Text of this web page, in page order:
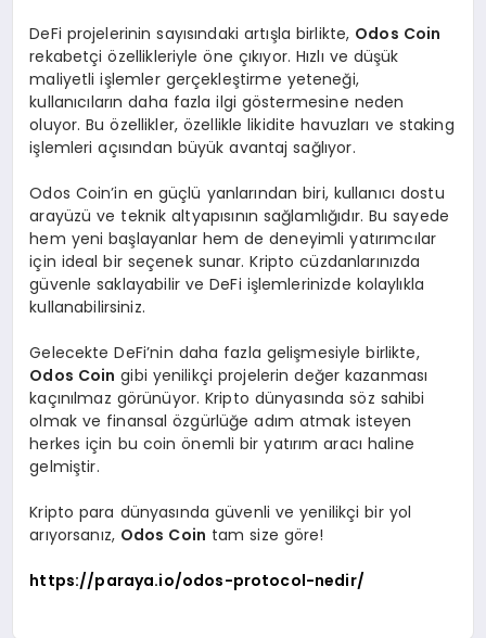
DeFi projelerinin sayısındaki artışla birlikte, Odos Coin
rekabetçi özellikleriyle öne çıkıyor. Hızlı ve düşük
maliyetli işlemler gerçekleştirme yeteneği,
kullanıcıların daha fazla ilgi göstermesine neden
oluyor. Bu özellikler, özellikle likidite havuzları ve staking
işlemleri açısından büyük avantaj sağlıyor.
Odos Coin’in en güçlü yanlarından biri, kullanıcı dostu
arayüzü ve teknik altyapısının sağlamlığıdır. Bu sayede
hem yeni başlayanlar hem de deneyimli yatırımcılar
için ideal bir seçenek sunar. Kripto cüzdanlarınızda
güvenle saklayabilir ve DeFi işlemlerinizde kolaylıkla
kullanabilirsiniz.
Gelecekte DeFi’nin daha fazla gelişmesiyle birlikte,
Odos Coin gibi yenilikçi projelerin değer kazanması
kaçınılmaz görünüyor. Kripto dünyasında söz sahibi
olmak ve finansal özgürlüğe adım atmak isteyen
herkes için bu coin önemli bir yatırım aracı haline
gelmiştir.
Kripto para dünyasında güvenli ve yenilikçi bir yol
arıyorsanız, Odos Coin tam size göre!
https://paraya.io/odos-protocol-nedir/